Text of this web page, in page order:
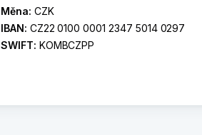
Měna: CZK
IBAN: CZ22 0100 0001 2347 5014 0297
SWIFT: KOMBCZPP